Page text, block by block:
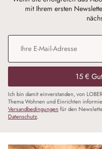
mit Ihrem ersten
E-Mail-Adresse
15 €
Ich bin damit einverstanden, von
Thema Wohnen und Einrichten
Versandbedingungen für den
Datenschutz.